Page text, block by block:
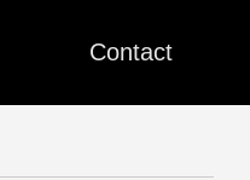
Contact